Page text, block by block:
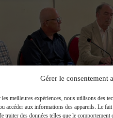
Gérer le consentement
meilleures expériences, nous utilisons des
accéder aux informations des appareils. Le
traiter des données telles que le